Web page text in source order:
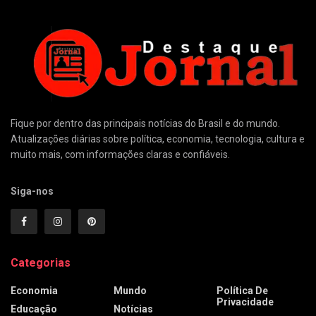
Fique por dentro das principais notícias do Brasil e do mundo.
Atualizações diárias sobre política, economia, tecnologia, cultura e
muito mais, com informações claras e confiáveis.
Siga-nos
Categorias
Economia
Educação
Mundo
Notícias
Política De
Privacidade